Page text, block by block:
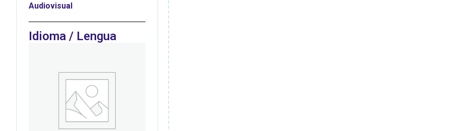
Audiovisual
Idioma / Lengua